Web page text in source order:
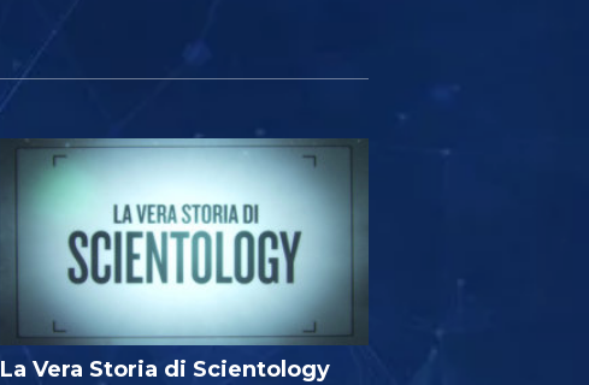
La Vera Storia di Scientology